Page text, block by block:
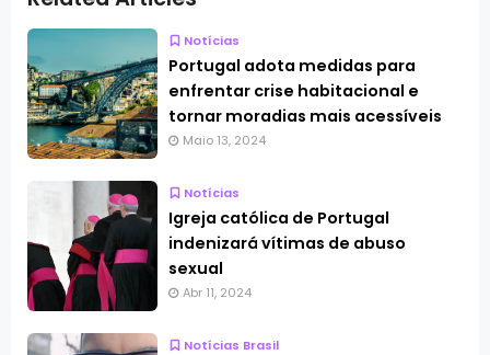
Notícias
Portugal adota medidas para
enfrentar crise habitacional e
tornar moradias mais acessíveis
Maio 13, 2024
Notícias
Igreja católica de Portugal
indenizará vítimas de abuso
sexual
Abr 11, 2024
Notícias Brasil